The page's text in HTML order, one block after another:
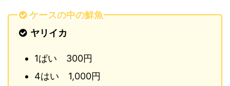
ケースの中の鮮魚
ヤリイカ
1ぱい 300円
4はい 1,000円